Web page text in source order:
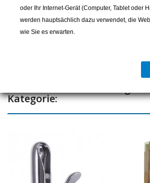
Lieferbar und im Laden erhältlich
Kategorie:
oder Ihr Internet-Gerät (Computer, Tablet oder
werden hauptsächlich dazu verwendet, die
wie Sie es erwarten.